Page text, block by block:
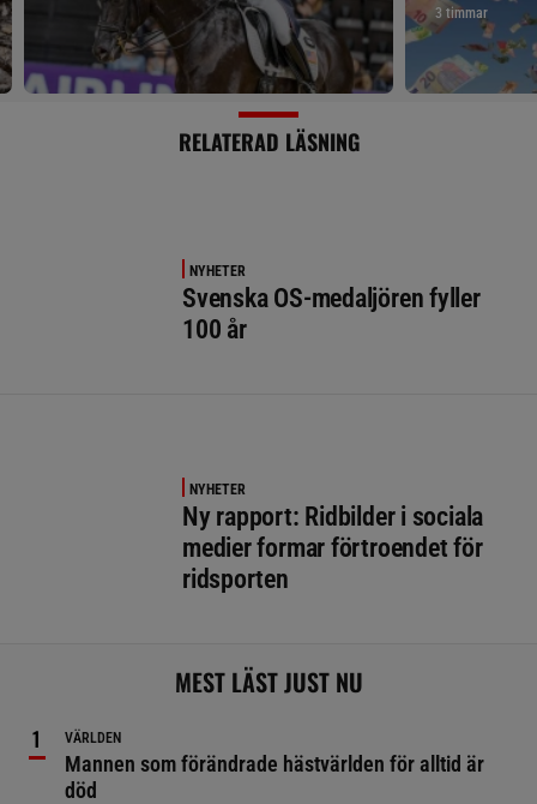
3 timmar
RELATERAD LÄSNING
NYHETER
Svenska OS-medaljören fyller
100 år
NYHETER
Ny rapport: Ridbilder i sociala
medier formar förtroendet för
ridsporten
MEST LÄST JUST NU
VÄRLDEN
Mannen som förändrade hästvärlden för alltid är
död